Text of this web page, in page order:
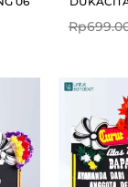
Rp
Current
Rp825.000.